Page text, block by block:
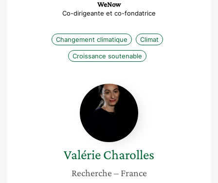
WeNow
Co-dirigeante et co-fondatrice
Changement climatique Climat
Croissance soutenable
Valérie
Charolles
ValérieCharolles
Recherche – France